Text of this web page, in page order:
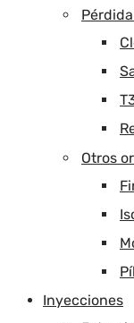
Otros
Inyecciones